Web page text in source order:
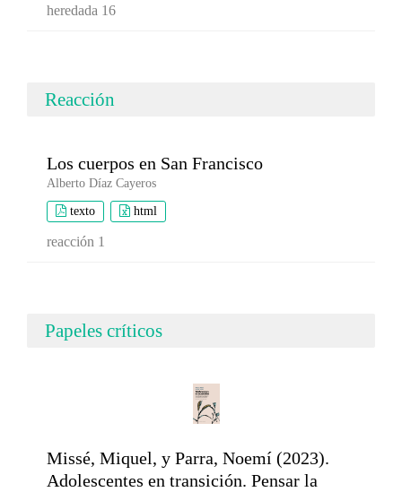
heredada 16
Reacción
Los cuerpos en San Francisco
Alberto Díaz Cayeros
texto html
reacción 1
Papeles críticos
Missé, Miquel, y Parra, Noemí (2023).
Adolescentes en transición. Pensar la